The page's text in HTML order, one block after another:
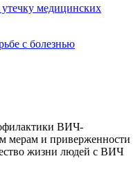
медицинских
с болезнью
ВИЧ-
мерам и приверженности
жизни людей с ВИЧ